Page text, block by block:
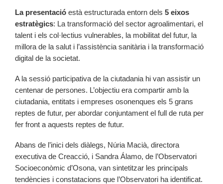
La presentació està estructurada entorn dels 5 eixos
estratègics: La transformació del sector agroalimentari, el
talent i els col·lectius vulnerables, la mobilitat del futur, la
millora de la salut i l’assistència sanitària i la transformació
digital de la societat.
A la sessió participativa de la ciutadania hi van assistir un
centenar de persones. L’objectiu era compartir amb la
ciutadania, entitats i empreses osonenques els 5 grans
reptes de futur, per abordar conjuntament el full de ruta per
fer front a aquests reptes de futur.
Abans de l’inici dels diàlegs, Núria Macià, directora
executiva de Creacció, i Sandra Álamo, de l’Observatori
Socioeconòmic d’Osona, van sintetitzar les principals
tendències i constatacions que l’Observatori ha identificat.